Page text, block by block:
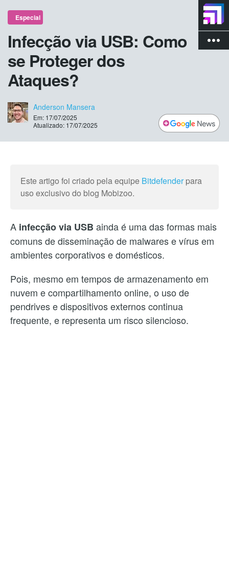
more_vert
Especial
Infecção via USB: Como
se Proteger dos
Ataques?
Anderson Mansera
Em: 17/07/2025
Atualizado: 17/07/2025
Este artigo foi criado pela equipe Bitdefenderpara
uso exclusivo do blog Mobizoo.
A infecção via USB ainda é uma das formas mais
comuns de disseminação de malwares e vírus em
ambientes corporativos e domésticos.
Pois, mesmo em tempos de armazenamento em
nuvem e compartilhamento online, o uso de
pendrives e dispositivos externos continua
frequente, e representa um risco silencioso.